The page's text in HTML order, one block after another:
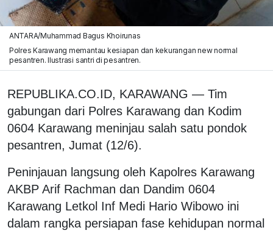
ANTARA/Muhammad Bagus Khoirunas
Polres Karawang memantau kesiapan dan kekurangan new normal
pesantren. Ilustrasi santri di pesantren.
REPUBLIKA.CO.ID, KARAWANG — Tim
gabungan dari Polres Karawang dan Kodim
0604 Karawang meninjau salah satu pondok
pesantren, Jumat (12/6).
Peninjauan langsung oleh Kapolres Karawang
AKBP Arif Rachman dan Dandim 0604
Karawang Letkol Inf Medi Hario Wibowo ini
dalam rangka persiapan fase kehidupan normal